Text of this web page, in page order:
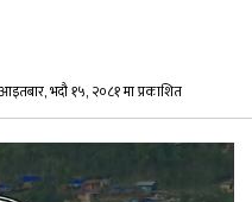
आइतबार, भदौ १५, २०८१ मा प्रकाशित